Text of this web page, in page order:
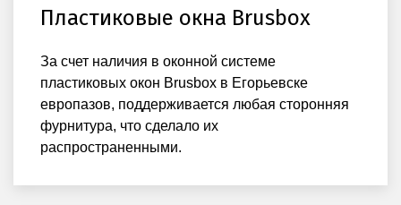
Пластиковые окна Brusbox
За счет наличия в оконной системе
пластиковых окон Brusbox в Егорьевске
европазов, поддерживается любая сторонняя
фурнитура, что сделало их
распространенными.